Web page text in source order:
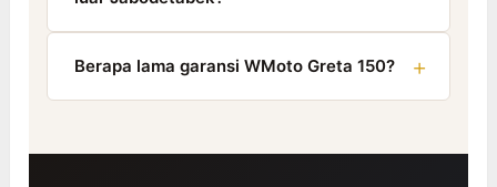
Berapa lama garansi WMoto Greta 150?